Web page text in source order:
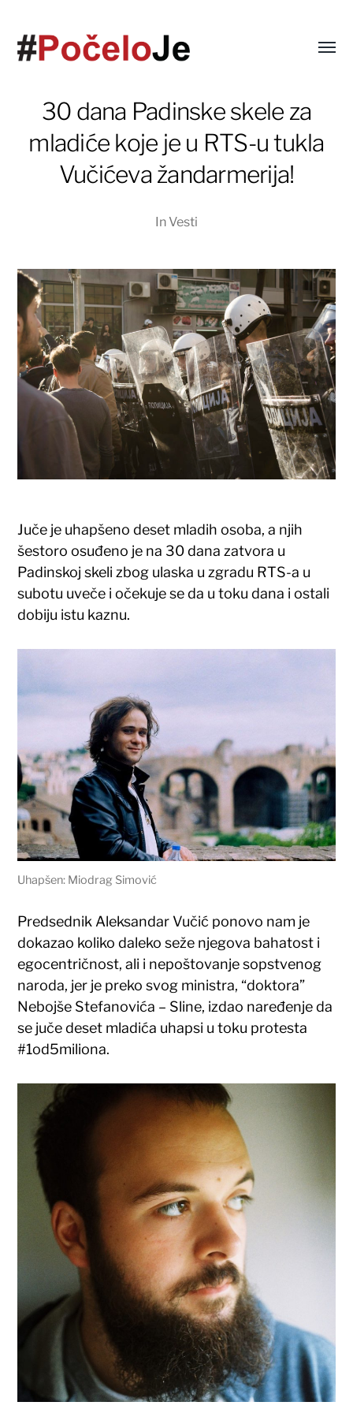
30 dana Padinske skele za
mladiće koje je u RTS-u tukla
Vučićeva žandarmerija!
In Vesti
Juče je uhapšeno deset mladih osoba, a njih
šestoro osuđeno je na 30 dana zatvora u
Padinskoj skeli zbog ulaska u zgradu RTS-a u
subotu uveče i očekuje se da u toku dana i ostali
dobiju istu kaznu.
Uhapšen: Miodrag Simović
Predsednik Aleksandar Vučić ponovo nam je
dokazao koliko daleko seže njegova bahatost i
egocentričnost, ali i nepoštovanje sopstvenog
naroda, jer je preko svog ministra, “doktora”
Nebojše Stefanovića – Sline, izdao naređenje da
se juče deset mladića uhapsi u toku protesta
#1od5miliona.